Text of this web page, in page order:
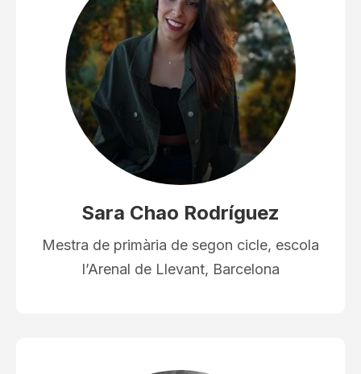
Sara Chao Rodríguez
Mestra de primària de segon cicle, escola
l’Arenal de Llevant, Barcelona